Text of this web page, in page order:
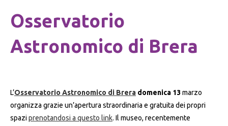
Osservatorio
Astronomico di Brera
L’Osservatorio Astronomico di Brera domenica 13 marzo
organizza grazie un’apertura straordinaria e gratuita dei propri
spaziprenotandosi a questo link. Il museo, recentemente